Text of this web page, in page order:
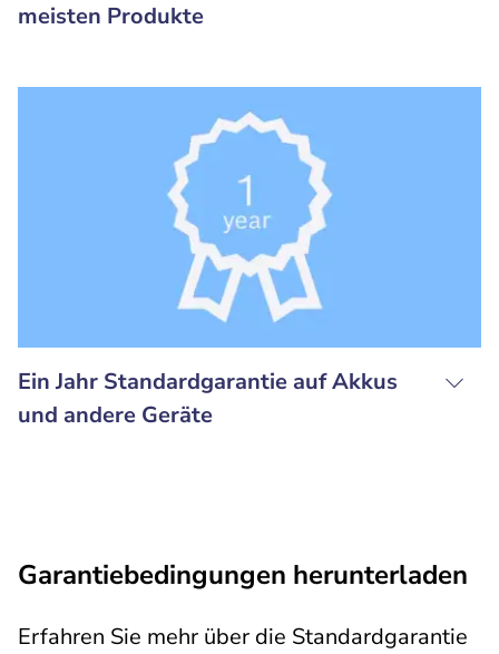
meisten Produkte
Ein Jahr Standardgarantie auf Akkus
und andere Geräte
Garantiebedingungen herunterladen
Erfahren Sie mehr über die Standardgarantie